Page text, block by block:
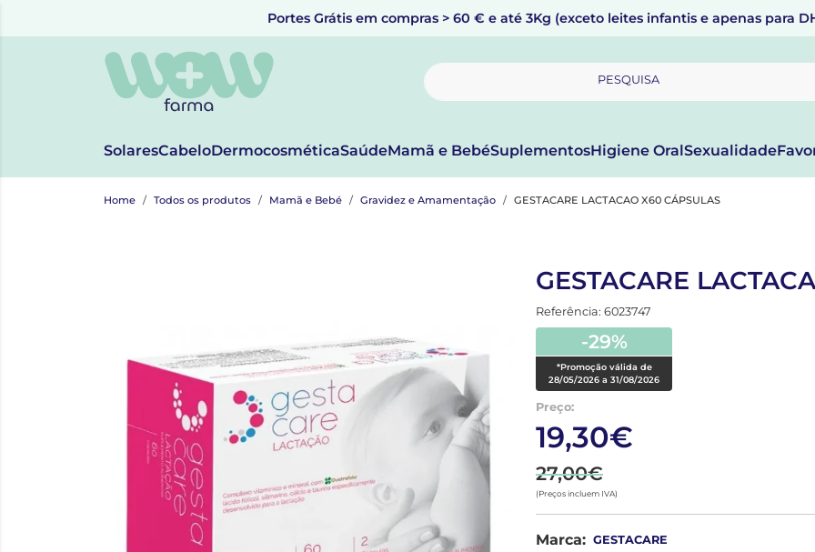
Portes Grátis em compras > 60 € e até 3Kg (exceto leites infantis e apenas para
PESQUISA
SolaresCabeloDermocosméticaSaúdeMamã e BebéSuplementosHigiene OralSexualidade
Home Todos os produtos Mamã e Bebé Gravidez e Amamentação GESTACARE LACTACAO X60 CÁPSULAS
GESTACARE
Referência: 6023747
-29%
*Promoção válida de
28/05/2026 a 31/08/2026
Preço:
19,30€
27,00€
(Preços incluem IVA)
Marca: GESTACARE